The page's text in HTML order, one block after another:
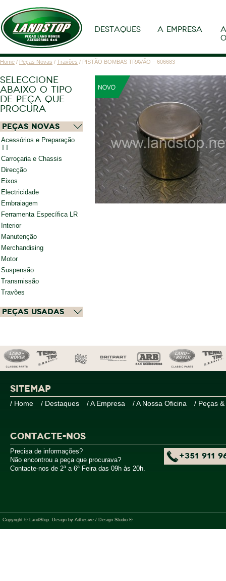
DESTAQUES A EMPRESA
Home / Peças Novas / Travões / PISTÃO BOMBAS TRAVÃO – 606683
SELECCIONE
ABAIXO O TIPO
DE PEÇA QUE
PROCURA
Peças Novas
Acessórios e Preparação
TT
Carroçaria e Chassis
Direcção
Eixos
Electricidade
Embraiagem
Ferramenta Específica LR
Interior
Manutenção
Merchandising
Motor
Suspensão
Transmissão
Travões
Peças Usadas
SITEMAP
/ Home / Destaques / A Empresa / A Nossa Oficina / Peças
CONTACTE-NOS
Precisa de informações?
Não encontrou a peça que procurava?
Contacte-nos de 2ª a 6ª Feira das 09h às 20h.
+351 911
Copyright © LandStop. Design by Adhesive / Design Studio ®